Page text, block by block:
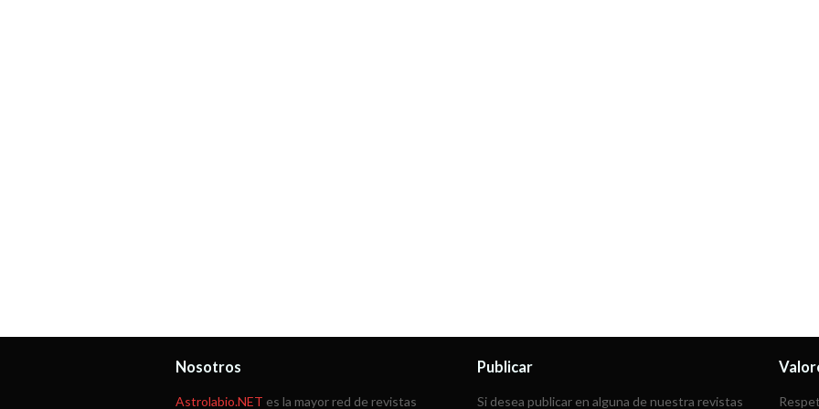
Nosotros
Astrolabio.NET es la mayor red de revistas
Publicar
Si desea publicar en alguna de nuestra revistas